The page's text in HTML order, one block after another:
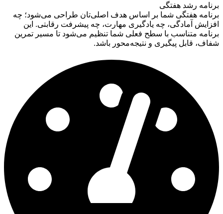
برنامه رشد هفتگی
برنامه هفتگی شما بر اساس هدف اصلی‌تان طراحی می‌شود؛ چه
افزایش آمادگی، چه یادگیری مهارت، چه پیشرفت رقابتی. این
برنامه متناسب با سطح فعلی شما تنظیم می‌شود تا مسیر تمرین
شفاف، قابل پیگیری و نتیجه‌محور باشد.